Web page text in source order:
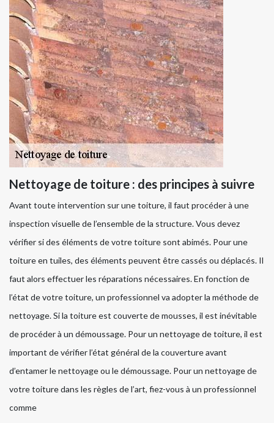
Nettoyage de toiture : des principes à suivre
Avant toute intervention sur une toiture, il faut procéder à une
inspection visuelle de l’ensemble de la structure. Vous devez
vérifier si des éléments de votre toiture sont abimés. Pour une
toiture en tuiles, des éléments peuvent être cassés ou déplacés. Il
faut alors effectuer les réparations nécessaires. En fonction de
l’état de votre toiture, un professionnel va adopter la méthode de
nettoyage. Si la toiture est couverte de mousses, il est inévitable
de procéder à un démoussage. Pour un nettoyage de toiture, il est
important de vérifier l’état général de la couverture avant
d’entamer le nettoyage ou le démoussage. Pour un nettoyage de
votre toiture dans les règles de l’art, fiez-vous à un professionnel
comme